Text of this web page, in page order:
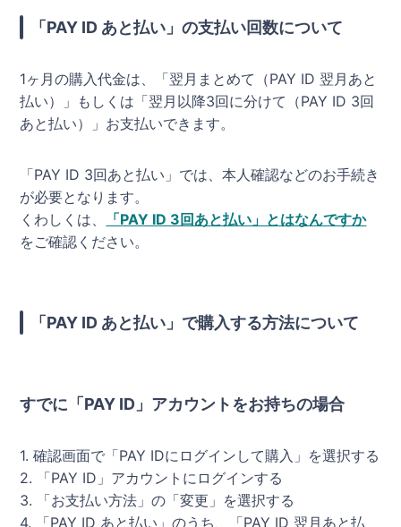
「PAY ID あと払い」の支払い回数について
1ヶ月の購入代金は、「翌月まとめて（PAY ID 翌月あと
払い）」もしくは「翌月以降3回に分けて（PAY ID 3回
あと払い）」お支払いできます。
「PAY ID 3回あと払い」では、本人確認などのお手続き
が必要となります。
くわしくは、
「PAY ID 3回あと払い」とはなんですか
をご確認ください。
「PAY ID あと払い」で購入する方法について
すでに「PAY ID」アカウントをお持ちの場合
1. 確認画面で「PAY IDにログインして購入」を選択する
2. 「PAY ID」アカウントにログインする
3. 「お支払い方法」の「変更」を選択する
4. 「PAY ID あと払い」のうち、「PAY ID 翌月あと払